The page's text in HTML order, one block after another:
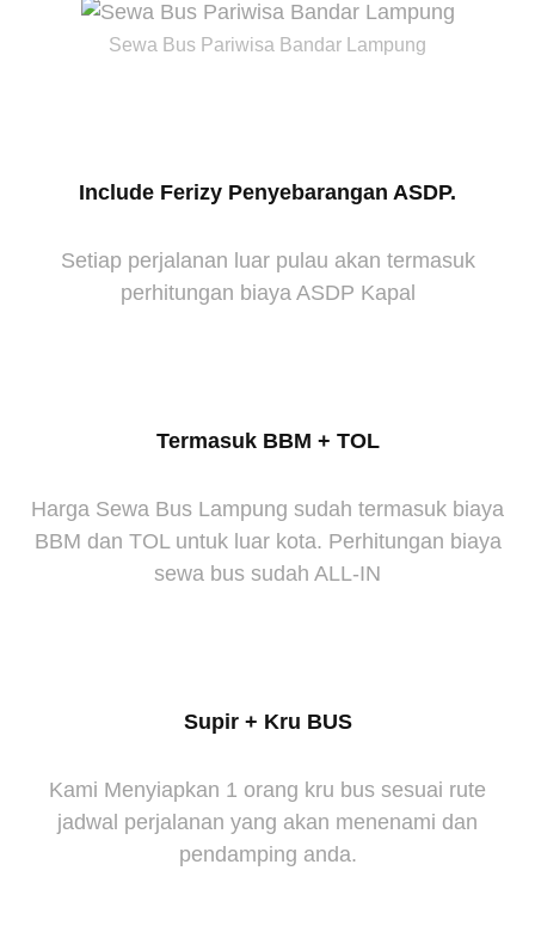
Sewa Bus Pariwisa Bandar Lampung
Include Ferizy Penyebarangan ASDP.
Setiap perjalanan luar pulau akan termasuk
perhitungan biaya ASDP Kapal
Termasuk BBM + TOL
Harga Sewa Bus Lampung sudah termasuk biaya
BBM dan TOL untuk luar kota. Perhitungan biaya
sewa bus sudah ALL-IN
Supir + Kru BUS
Kami Menyiapkan 1 orang kru bus sesuai rute
jadwal perjalanan yang akan menenami dan
pendamping anda.